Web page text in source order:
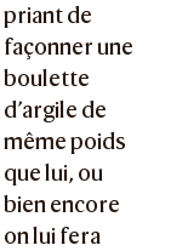
priant de
façonner une
boulette
d’argile de
même poids
que lui, ou
bien encore
on lui fera